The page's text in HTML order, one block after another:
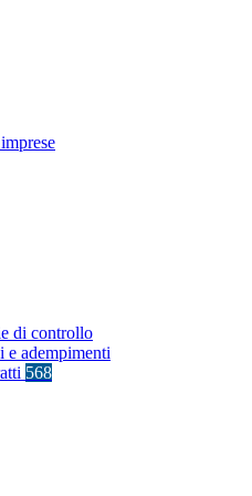
di controllo
e adempimenti
568